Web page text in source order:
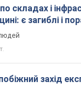
складах і
є загиблі і